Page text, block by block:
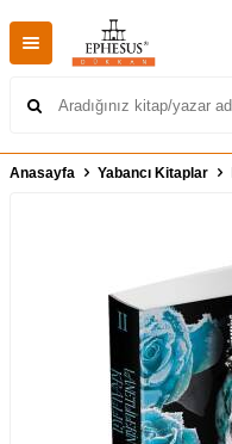
Anasayfa Yabancı Kitaplar